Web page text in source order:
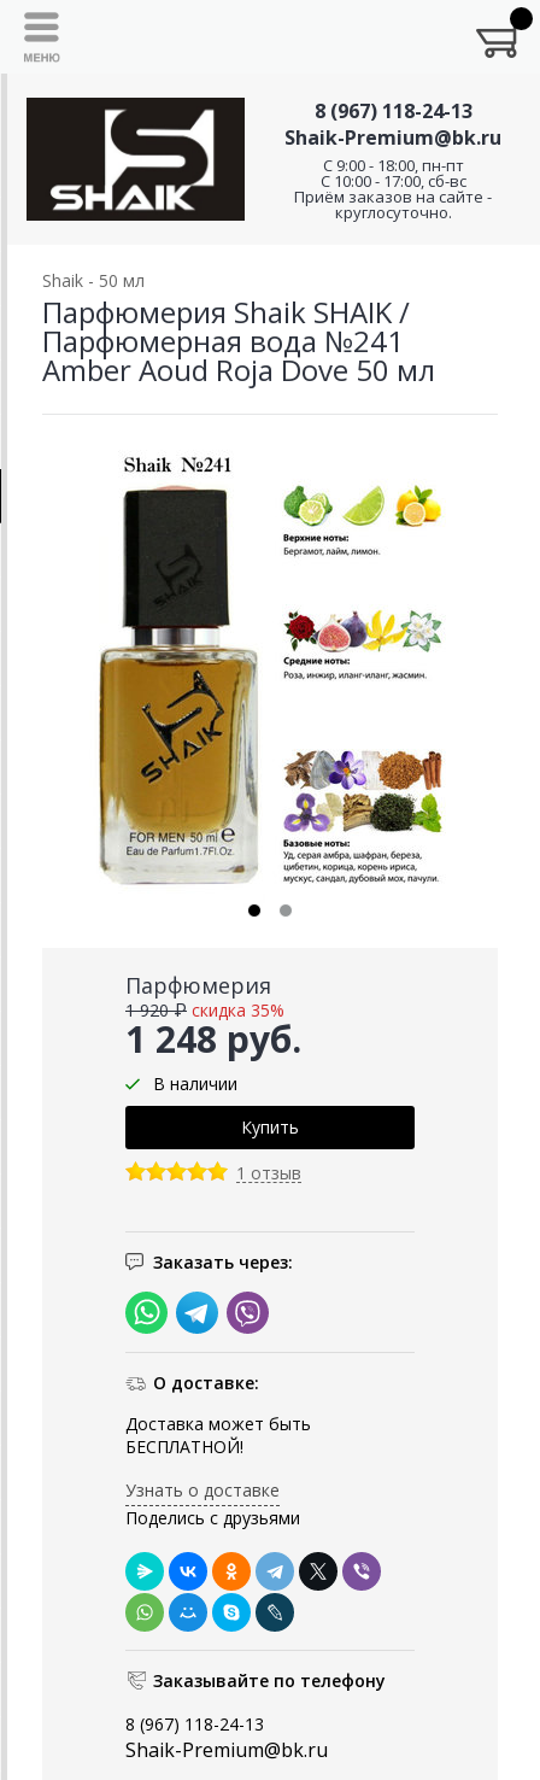
8 (967) 118-24-13
Shaik-Premium@bk.ru
C 9:00 - 18:00, пн-пт
С 10:00 - 17:00, сб-вс
Приём заказов на сайте -
круглосуточно.
Shaik - 50 мл
Парфюмерия Shaik SHAIK /
Парфюмерная вода №241
Amber Aoud Roja Dove 50 мл
Парфюмерия
1 248 руб.
1 920 ₽ скидка 35%
В наличии
1 отзыв
Заказать через:
О доставке:
Доставка может быть
БЕСПЛАТНОЙ!
Узнать о доставке
Поделись с друзьями
Заказывайте по телефону
8 (967) 118-24-13
Shaik-Premium@bk.ru